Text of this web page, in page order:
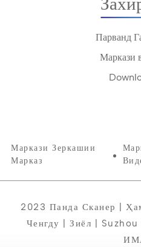
Парванд
Маркази
Маркази Зеркашии
Марказ
2023 Панда Сканер |
Ченгду | Зиёл |